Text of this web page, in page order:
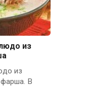
из
из
В